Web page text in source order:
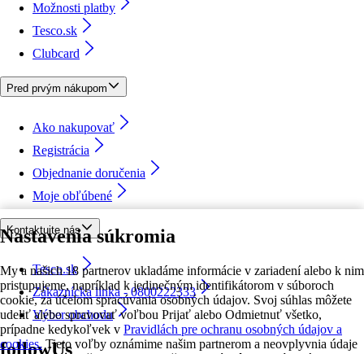
Nastavenia súkromia
My a našich 18 partnerov ukladáme informácie v zariadení alebo k nim
pristupujeme, napríklad k jedinečným identifikátorom v súboroch
cookie, za účelom spracúvania osobných údajov. Svoj súhlas môžete
udeliť alebo spravovať voľbou Prijať alebo Odmietnuť všetko,
prípadne kedykoľvek v Pravidlách pre ochranu osobných údajov a
cookies. Tieto voľby oznámime našim partnerom a neovplyvnia údaje
Možnosti platby
Tesco.sk
Clubcard
Pred prvým nákupom
Ako nakupovať
Registrácia
Objednanie doručenia
Moje obľúbené
Kontaktujte nás
Tesco.sk
Zákaznícka linka - 0800222333
Výber obchodu
followUs